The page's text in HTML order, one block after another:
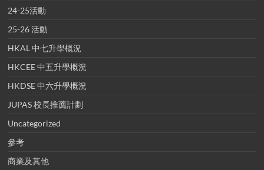
24-25活動
25-26 活動
HKAL 中七升學概況
HKCEE 中五升學概況
HKDSE 中六升學概況
JUPAS 校長推薦計劃
Uncategorized
參考
商業及其他